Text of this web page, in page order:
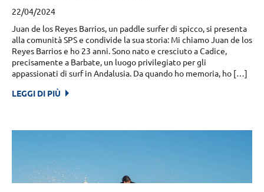
22/04/2024
Juan de los Reyes Barrios, un paddle surfer di spicco, si presenta
alla comunità SPS e condivide la sua storia: Mi chiamo Juan de los
Reyes Barrios e ho 23 anni. Sono nato e cresciuto a Cadice,
precisamente a Barbate, un luogo privilegiato per gli
appassionati di surf in Andalusia. Da quando ho memoria, ho […]
LEGGI DI PIÙ